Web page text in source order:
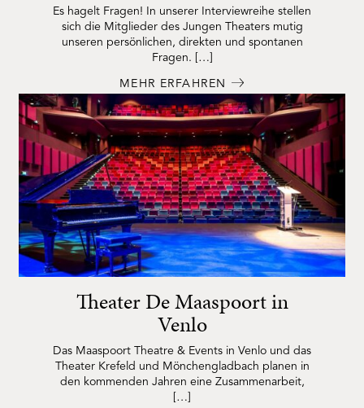
Es hagelt Fragen! In unserer Interviewreihe stellen
sich die Mitglieder des Jungen Theaters mutig
unseren persönlichen, direkten und spontanen
Fragen. […]
MEHR ERFAHREN
Theater De Maaspoort in
Venlo
Das Maaspoort Theatre & Events in Venlo und das
Theater Krefeld und Mönchengladbach planen in
den kommenden Jahren eine Zusammenarbeit,
[…]